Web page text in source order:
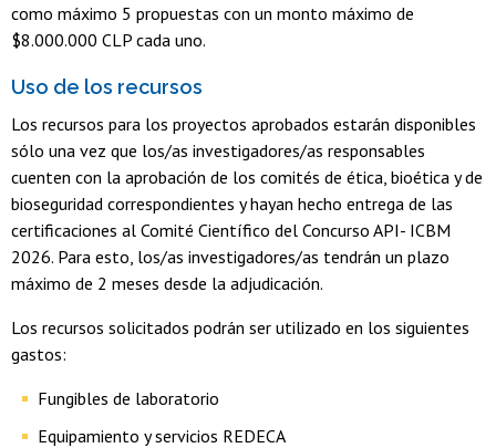
como máximo 5 propuestas con un monto máximo de
$8.000.000 CLP cada uno.
Uso de los recursos
Los recursos para los proyectos aprobados estarán disponibles
sólo una vez que los/as investigadores/as responsables
cuenten con la aprobación de los comités de ética, bioética y de
bioseguridad correspondientes y hayan hecho entrega de las
certificaciones al Comité Científico del Concurso API- ICBM
2026. Para esto, los/as investigadores/as tendrán un plazo
máximo de 2 meses desde la adjudicación.
Los recursos solicitados podrán ser utilizado en los siguientes
gastos:
Fungibles de laboratorio
Equipamiento y servicios REDECA